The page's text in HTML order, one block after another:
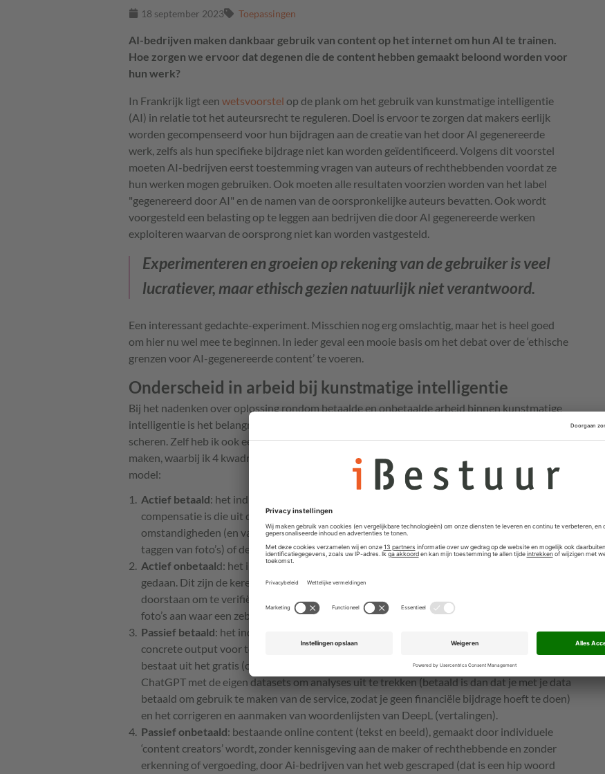
18 september 2023 Toepassingen
AI-bedrijven maken dankbaar gebruik van content op het internet om hun AI te trainen.
Hoe zorgen we ervoor dat degenen die de content hebben gemaakt beloond worden voor
hun werk?
In Frankrijk ligt een wetsvoorstel op de plank om het gebruik van kunstmatige intelligentie
(AI) in relatie tot het auteursrecht te reguleren. Doel is ervoor te zorgen dat makers eerlijk
worden gecompenseerd voor hun bijdragen aan de creatie van het door AI gegenereerde
werk, zelfs als hun specifieke bijdrage niet kan worden geïdentificeerd. Volgens dit voorstel
moeten AI-bedrijven eerst toestemming vragen van auteurs of rechthebbenden voordat ze
hun werken mogen gebruiken. Ook moeten alle resultaten voorzien worden van het label
"gegenereerd door AI" en de namen van de oorspronkelijke auteurs bevatten. Ook wordt
voorgesteld een belasting op te leggen aan bedrijven die door AI gegenereerde werken
exploiteren waarvan de oorsprong niet kan worden vastgesteld.
Experimenteren en groeien op rekening van de gebruiker is veel
lucratiever, maar ethisch gezien natuurlijk niet verantwoord.
Een interessant gedachte-experiment. Misschien nog erg omslachtig, maar het is heel goed
om hier nu wel mee te beginnen. In ieder geval een mooie basis om het debat over de ‘ethische
grenzen voor AI-gegenereerde content’ te voeren.
Onderscheid in arbeid bij kunstmatige intelligentie
Bij het nadenken over oplossing rondom betaalde en onbetaalde arbeid binnen kunstmatige
intelligentie is het belangrijk om de verschillende vormen van arbeid niet over één kam te
scheren. Zelf heb ik ook een gedachte-experiment gedaan om deze variabelen inzichtelijk te
maken, waarbij ik 4 kwadranten hebt bedacht. Nog niet waterdicht, zie het als een béta-
model:
Actief betaald: het individu voert een directe actie uit waar een (geringe) betaling de enige
compensatie is die uit deze transactie komt. Dit zijn de werkenden die veelal onder slechte
omstandigheden (en vaak via platformen) het algoritme trainen (bijvoorbeeld door het
taggen van foto’s) of de ‘losse eindjes’ van het algoritme corrigeren en oplossen.
Actief onbetaald: het individu voert een directe actie uit waar geen betaling voor wordt
gedaan. Dit zijn de keren dat gebruikers via programma’s als CAPTCHA een test moeten
doorstaan om te verifiëren dat deze een mens zijn door het selecteren van foto’s (‘klik de
foto’s aan waar een zebrapad op staat’).
Passief betaald: het individu voedt, zonder hier een directe financiële vergoeding of
concrete output voor te ontvangen, het AI systemen. De ‘vergoeding’ voor het individu
bestaat uit het gratis (of tegen lagere kosten) gebruik mogen maken van het systeem. Als
ChatGPT met de eigen datasets om analyses uit te trekken (betaald is dan dat je met je data
betaald om gebruik te maken van de service, zodat je geen financiële bijdrage hoeft te doen)
en het corrigeren en aanmaken van woordenlijsten van DeepL (vertalingen).
Passief onbetaald: bestaande online content (tekst en beeld), gemaakt door individuele
‘content creators’ wordt, zonder kennisgeving aan de maker of rechthebbende en zonder
erkenning of vergoeding, door Ai-bedrijven van het web gescraped (dat is een hip woord